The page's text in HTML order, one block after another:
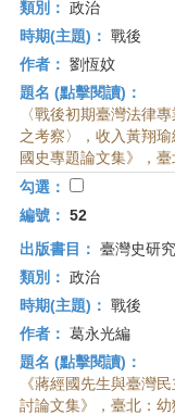
類別： 政治
時期(主題)： 戰後
作者： 劉恆妏
題名 (點擊閱讀)：
〈戰後初期臺灣法律
之考察〉，收入黃翔
國史專題論文集》，
勾選：
編號： 52
出版書目： 臺灣史研
類別： 政治
時期(主題)： 戰後
作者： 葛永光編
題名 (點擊閱讀)：
《蔣經國先生與臺灣
討論文集》，臺北：幼